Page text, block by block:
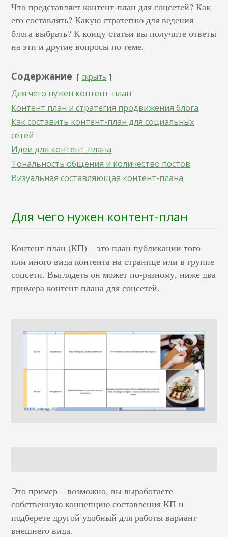
Что представляет контент-план для соцсетей? Как
его составлять? Какую стратегию для ведения
блога выбрать? К концу статьи вы получите ответы
на эти и другие вопросы по теме.
Содержание скрыть
Для чего нужен контент-план
Контент план и стратегия продвижения блога
Как составить контент-план для социальных
сетей
Идеи для контент-плана
Тональность общения и количество постов
Визуальная составляющая контент-плана
Для чего нужен контент-план
Контент-план (КП) – это план публикации того
или иного вида контента на странице или в группе
соцсети. Выглядеть он может по-разному, ниже два
примера контент-плана для соцсетей.
Это пример – возможно, вы выработаете
собственную концепцию составления КП и
подберете другой удобный для работы вариант
внешнего вида.